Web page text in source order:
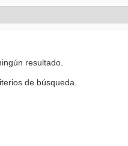
resultado.
de búsqueda.